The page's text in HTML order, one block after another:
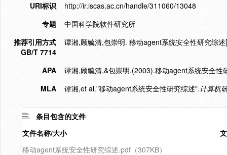
URI标识
http://ir.iscas.ac.cn/handle/311060/13048
专题
中国科学院软件研究所
推荐引用方式
GB/T 7714
谭湘,顾毓清,包崇明. 移动agent系统安全性研究综
APA
谭湘,顾毓清,&包崇明.(2003).移动agent系统安全性
MLA
谭湘,et al."移动agent系统安全性研究综述".计算机
条目包含的文件
文件名称/大小
移动agent系统安全性研究综述.pdf（307KB）